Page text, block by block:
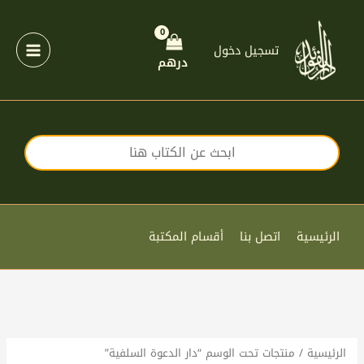
المحتوى
تسجيل دخول
درهم
الرئيسية اتصل بنا أقسام المكتبة
الرئيسية / منتجات تحت الوسم “دار الدعوة السلفية”